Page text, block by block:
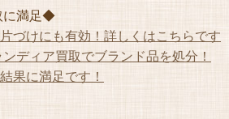
に満足◆
づけにも有効！詳しくはこちらです
ディア買取でブランド品を処分！
果に満足です！